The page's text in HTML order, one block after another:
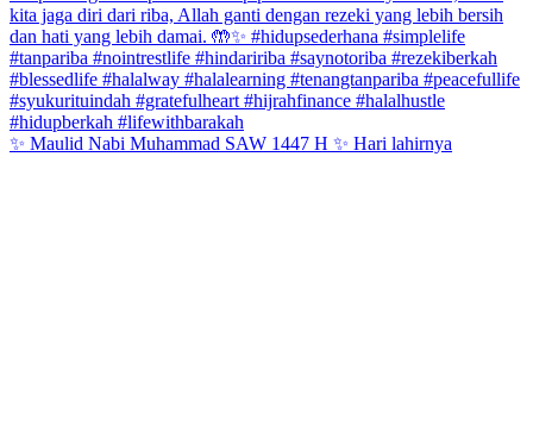
✨ Maulid Nabi Muhammad SAW 1447 H ✨ Hari lahirnya